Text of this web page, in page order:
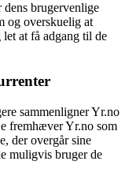
brugervenlige
og overskuelig at
at få adgang til de
sammenligner Yr.no
fremhæver Yr.no som
der overgår sine
muligvis bruger de